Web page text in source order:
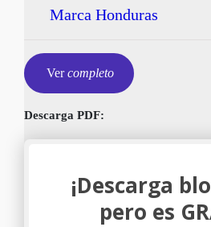
Marca Honduras
Vercompleto
Descarga PDF:
¡Descarga
pero es